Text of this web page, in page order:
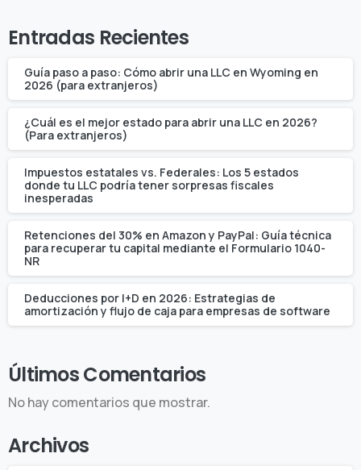
Entradas Recientes
Guía paso a paso: Cómo abrir una LLC en Wyoming en
2026 (para extranjeros)
¿Cuál es el mejor estado para abrir una LLC en 2026?
(Para extranjeros)
Impuestos estatales vs. Federales: Los 5 estados
donde tu LLC podría tener sorpresas fiscales
inesperadas
Retenciones del 30% en Amazon y PayPal: Guía técnica
para recuperar tu capital mediante el Formulario 1040-
NR
Deducciones por I+D en 2026: Estrategias de
amortización y flujo de caja para empresas de software
Últimos Comentarios
No hay comentarios que mostrar.
Archivos